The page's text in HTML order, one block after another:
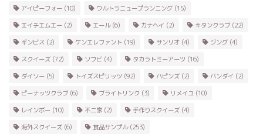
アイピーフォー (10) ウルトラニュープランニング (15)
エイチエムエー (2) エール(6) カナヘイ (2) キタンクラブ (22)
ギンビス (2) ケンエレファント (19) サンリオ (4) ジング (4)
スクイーズ (72) ソフビ (4) タカラトミーアーツ (16)
ダイソー (5) トイズスピリッツ (92) ハピンズ (2) バンダイ (2)
ピーナッツクラブ (6) ブライトリンク (3) リメイユ (10)
レインボー (10) 不二家 (2) 手作りスクイーズ (4)
海外スクイーズ (6) 食品サンプル(253)